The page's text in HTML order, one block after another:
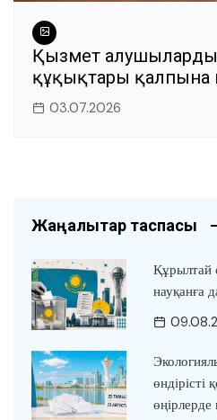
Қызмет
құқықтары қалпына
03.07.2026
Жаңалықтар таспасы
Құрылтай
науқанға
өндірісті
өңірлерде